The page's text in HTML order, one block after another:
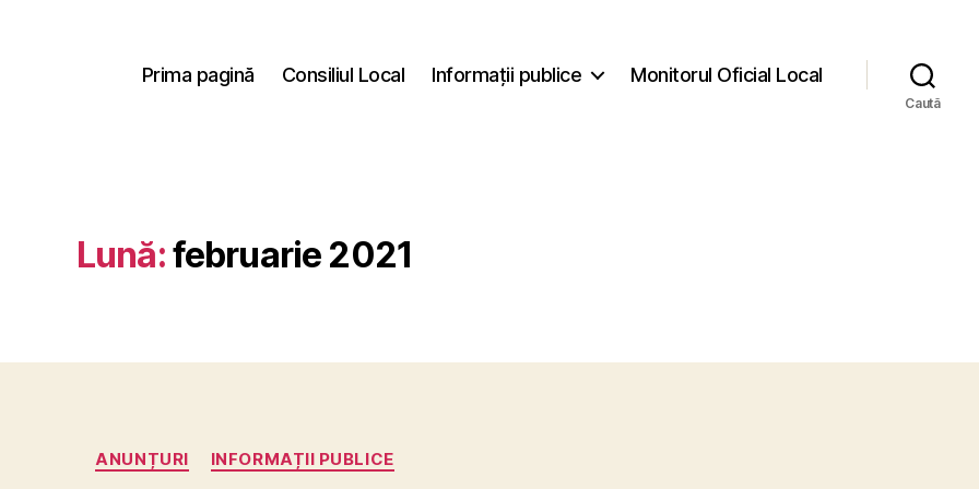
Prima pagină Consiliul Local Informații publice Monitorul Oficial Local
Caută
Lună:februarie 2021
Categorii
ANUNȚURI INFORMAȚII PUBLICE